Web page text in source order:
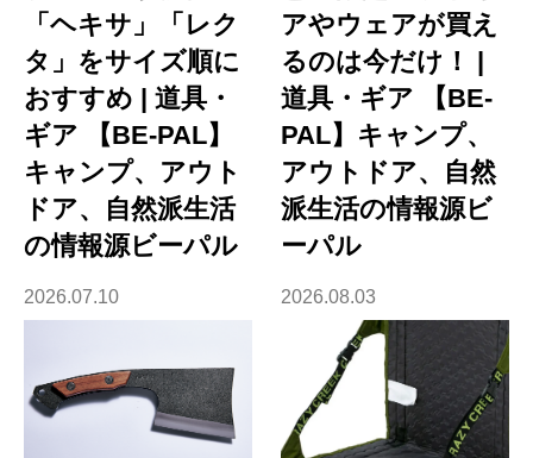
「ヘキサ」「レク
タ」をサイズ順に
おすすめ | 道具・
ギア 【BE-PAL】
キャンプ、アウト
ドア、自然派生活
の情報源ビーパル
2026.07.10
アやウェアが買え
るのは今だけ！ |
道具・ギア 【BE-
PAL】キャンプ、
アウトドア、自然
派生活の情報源ビ
ーパル
2026.08.03